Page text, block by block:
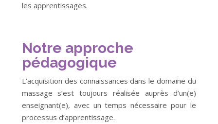
les apprentissages.
Notre approche
pédagogique
L’acquisition des connaissances dans le domaine du
massage s’est toujours réalisée auprès d’un(e)
enseignant(e), avec un temps nécessaire pour le
processus d’apprentissage.